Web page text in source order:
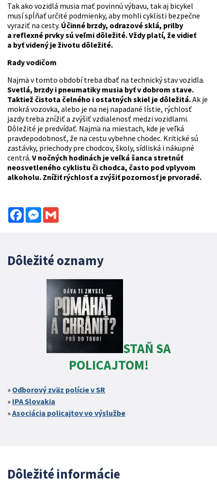
Tak ako vozidlá musia mať povinnú výbavu, tak aj bicykel
musí spĺňať určité podmienky, aby mohli cyklisti bezpečne
vyraziť na cesty. Účinné brzdy, odrazové sklá, prilby
a reflexné prvky sú veľmi dôležité. Vždy platí, že vidieť
a byť videný je životu dôležité.
Rady vodičom
Najmä v tomto období treba dbať na technický stav vozidla.
Svetlá, brzdy i pneumatiky musia byť v dobrom stave.
Taktiež čistota čelného i ostatných skiel je dôležitá.Ak je
mokrá vozovka, alebo je na nej napadané lístie, rýchlosť
jazdy treba znížiť a zvýšiť vzdialenosť medzi vozidlami.
Dôležité je predvídať. Najmä na miestach, kde je veľká
pravdepodobnosť, že na cestu vybehne chodec. Kritické sú
zastávky, priechody pre chodcov, školy, sídliská i nákupné
centrá. V nočných hodinách je veľká šanca stretnúť
neosvetleného cyklistu či chodca, často pod vplyvom
alkoholu. Znížiť rýchlosť a zvýšiť pozornosť je prvoradé.
FacebookMessenger
Dôležité oznamy
STAŇ SA
POLICAJTOM!
Odborový zväz polície v SR
IPA Slovakia
Asociácia policajtov vo výslužbe
Dôležité informácie